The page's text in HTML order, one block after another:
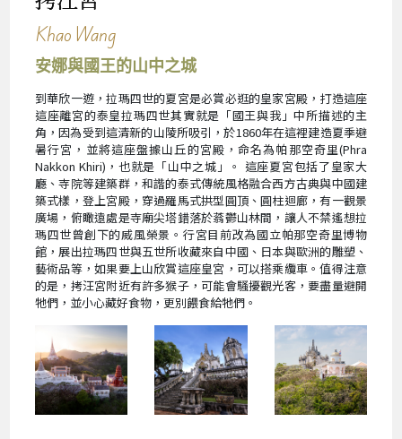
Khao Wang
安娜與國王的山中之城
到華欣一遊，拉瑪四世的夏宮是必賞必逛的皇家宮殿，打造這座
這座離宮的泰皇拉瑪四世其實就是「國王與我」中所描述的主
角，因為受到這清新的山陵所吸引，於1860年在這裡建造夏季避
暑行宮，並將這座盤據山丘的宮殿，命名為帕那空奇里(Phra
Nakkon Khiri)，也就是「山中之城」。 這座夏宮包括了皇家大
廳、寺院等建築群，和諧的泰式傳統風格融合西方古典與中國建
築式樣，登上宮殿，穿過羅馬式拱型圓頂、圓柱迴廊，有一觀景
廣場，俯瞰遠處是寺廟尖塔錯落於蓊鬱山林間，讓人不禁遙想拉
瑪四世曾創下的威風榮景。行宮目前改為國立帕那空奇里博物
館，展出拉瑪四世與五世所收藏來自中國、日本與歐洲的雕塑、
藝術品等，如果要上山欣賞這座皇宮，可以搭乘纜車。值得注意
的是，拷汪宮附近有許多猴子，可能會騷擾觀光客，要盡量避開
牠們，並小心藏好食物，更別餵食給牠們。